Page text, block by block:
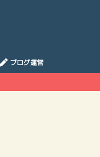
ブログ運営